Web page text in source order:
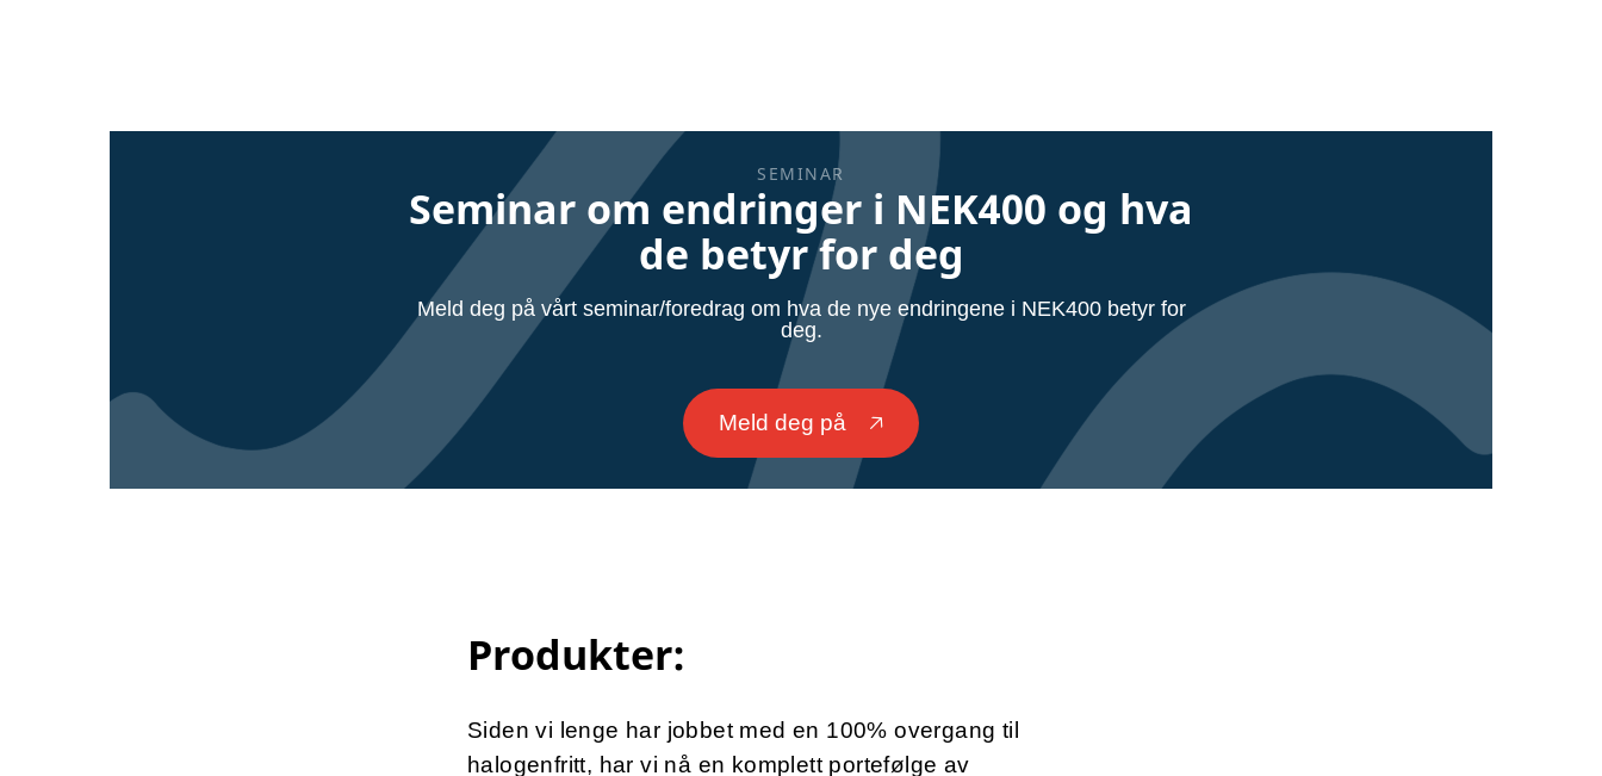
SEMINAR
Seminar om endringer i NEK400 og hva
de betyr for deg
Meld deg på vårt seminar/foredrag om hva de nye endringene i NEK400 betyr for
deg.
Meld deg på 🡥
Produkter:
Siden vi lenge har jobbet med en 100% overgang til
halogenfritt, har vi nå en komplett portefølge av